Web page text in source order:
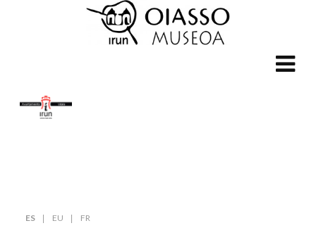
ES EU FR